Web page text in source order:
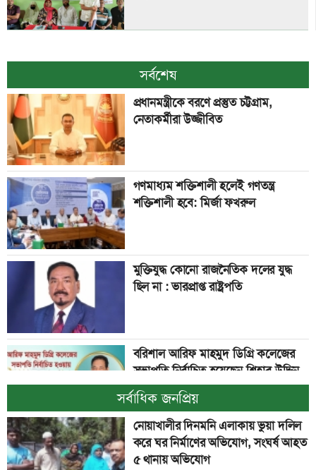
সর্বশেষ
প্রধানমন্ত্রীকে বরণে প্রস্তুত চট্টগ্রাম,
নেতাকর্মীরা উজ্জীবিত
গণমাধ্যম শক্তিশালী হলেই গণতন্ত্র
শক্তিশালী হবে: মির্জা ফখরুল
মুক্তিযুদ্ধ কোনো রাজনৈতিক দলের যুদ্ধ
ছিল না : ভারপ্রাপ্ত রাষ্ট্রপতি
বরিশাল আরিফ মাহমুদ ডিগ্রি কলেজের
সভাপতি নির্বাচিত হয়েছেন শিহাব উদ্দিন
বাগেরহাট-খুলনা মহাসড়কে ট্রাকের সঙ্গে
সংঘর্ষে মোটরসাইকেল চালক নিহত
সর্বাধিক জনপ্রিয়
নোয়াখালীর দিনমনি এলাকায় ভুয়া দলিল
করে ঘর নির্মাণের অভিযোগ, সংঘর্ষ আহত
৫ থানায় অভিযোগ